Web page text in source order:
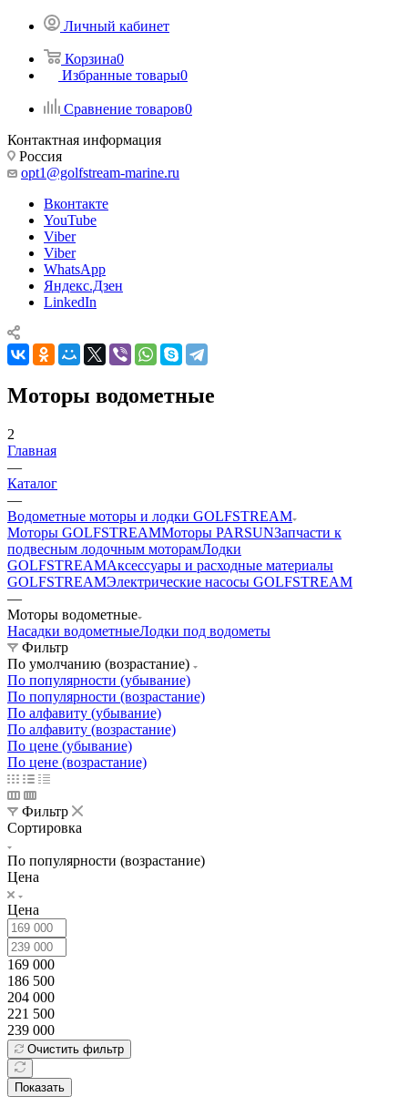
Личный кабинет
Корзина0
Избранные товары0
Сравнение товаров0
Контактная информация
Россия
opt1@golfstream-marine.ru
Вконтакте
YouTube
Viber
Viber
WhatsApp
Яндекс.Дзен
LinkedIn
Моторы водометные
2
Главная
—
Каталог
—
Водометные моторы и лодки GOLFSTREAM
Моторы GOLFSTREAMМоторы PARSUNЗапчасти к
подвесным лодочным моторамЛодки
GOLFSTREAMАксессуары и расходные материалы
GOLFSTREAMЭлектрические насосы GOLFSTREAM
—
Моторы водометные
Насадки водометныеЛодки под водометы
Фильтр
По умолчанию (возрастание)
По популярности (убывание)
По популярности (возрастание)
По алфавиту (убывание)
По алфавиту (возрастание)
По цене (убывание)
По цене (возрастание)
Фильтр
Сортировка
По популярности (возрастание)
Цена
Цена
169 000
186 500
204 000
221 500
239 000
Очистить фильтр
Показать